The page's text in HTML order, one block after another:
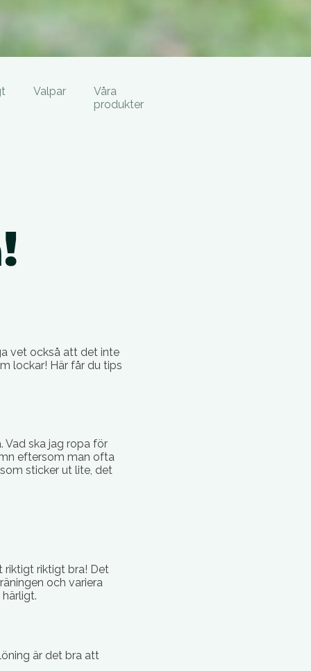
Valpar
Våra
produkter
vet också att det inte
lockar! Här får du tips
Vad ska jag ropa för
eftersom man ofta
sticker ut lite, det
riktigt riktigt bra! Det
och variera
är det bra att